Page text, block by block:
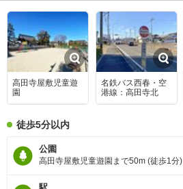
高田寺屋敷児童遊
園
名鉄バス西春・空
港線：高田寺北
徒歩5分以内
公園
高田寺屋敷児童遊園まで50m (徒歩1分)